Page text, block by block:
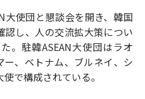
大使団と懇談会を開き、韓国
認し、人の交流拡大策につい
。駐韓ASEAN大使団はラオ
ー、ベトナム、ブルネイ、シ
で構成されている。